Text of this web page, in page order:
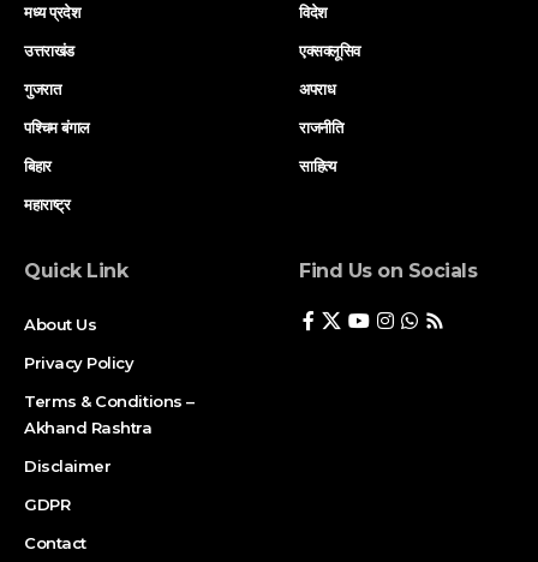
मध्य प्रदेश
उत्तराखंड
गुजरात
पश्चिम बंगाल
बिहार
महाराष्ट्र
विदेश
एक्सक्लूसिव
अपराध
राजनीति
साहित्य
Quick Link
About Us
Privacy Policy
Terms & Conditions –
Akhand Rashtra
Disclaimer
GDPR
Contact
Find Us on Socials